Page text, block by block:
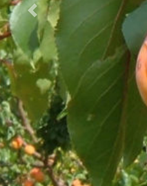
Previous